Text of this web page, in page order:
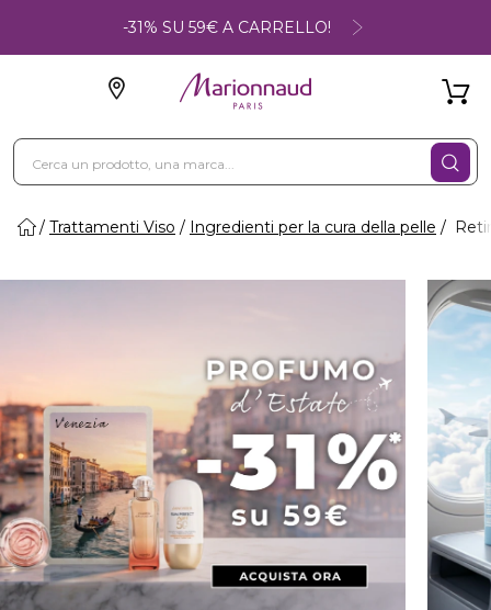
-31% SU 59€ A CARRELLO!
Trattamenti Viso Ingredienti per la cura della pelle